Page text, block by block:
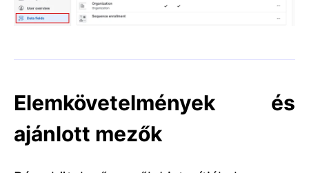
Elemkövetelmények és
ajánlott mezők